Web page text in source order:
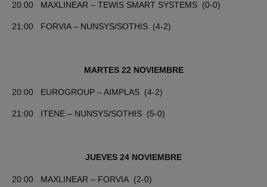
20:00 MAXLINEAR – TEWIS SMART SYSTEMS (0-0)
21:00 FORVIA – NUNSYS/SOTHIS (4-2)
MARTES 22 NOVIEMBRE
20:00 EUROGROUP – AIMPLAS (4-2)
21:00 ITENE – NUNSYS/SOTHIS (5-0)
JUEVES 24 NOVIEMBRE
20:00 MAXLINEAR – FORVIA (2-0)